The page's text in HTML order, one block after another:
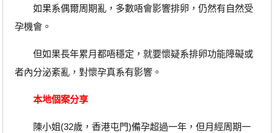
如果系偶爾周期亂，多數唔會影響排卵，仍然有自然受
孕機會。
但如果長年累月都唔穩定，就要懷疑系排卵功能障礙或
者內分泌紊亂，對懷孕真系有影響。
本地個案分享
陳小姐(32歲，香港屯門)備孕超過一年，但月經周期一